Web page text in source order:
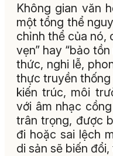
Không gian văn
một tổng thể
chỉnh thể của nó,
vẹn” hay “bảo
thức, nghi lễ,
thực truyền
kiến trúc, môi
với âm nhạc
trân trọng, được
đi hoặc sai lệch
di sản sẽ biến